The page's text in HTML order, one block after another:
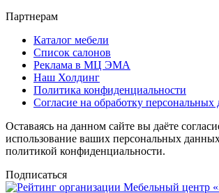
Партнерам
Каталог мебели
Список салонов
Реклама в МЦ ЭМА
Наш Холдинг
Политика конфиденциальности
Согласие на обработку
Оставаясь на данном сайте вы даёте
использование ваших персональных
политикой конфиденциальности.
Подписаться